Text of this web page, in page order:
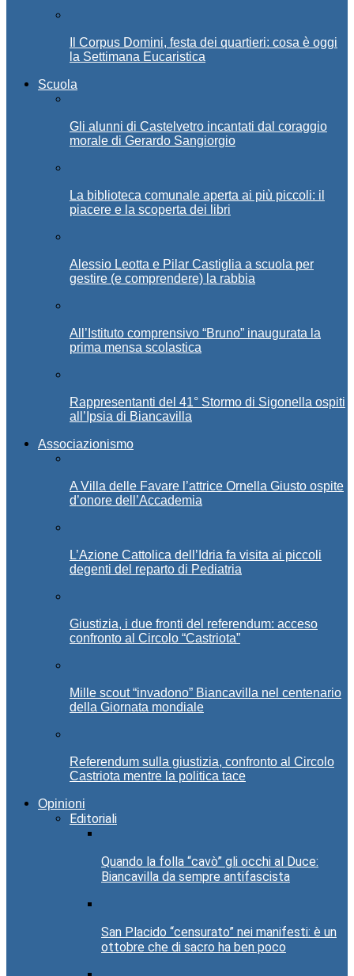
Il Corpus Domini, festa dei quartieri: cosa è oggi
la Settimana Eucaristica
Scuola
Gli alunni di Castelvetro incantati dal coraggio
morale di Gerardo Sangiorgio
La biblioteca comunale aperta ai più piccoli: il
piacere e la scoperta dei libri
Alessio Leotta e Pilar Castiglia a scuola per
gestire (e comprendere) la rabbia
All’Istituto comprensivo “Bruno” inaugurata la
prima mensa scolastica
Rappresentanti del 41° Stormo di Sigonella ospiti
all’Ipsia di Biancavilla
Associazionismo
A Villa delle Favare l’attrice Ornella Giusto ospite
d’onore dell’Accademia
L’Azione Cattolica dell’Idria fa visita ai piccoli
degenti del reparto di Pediatria
Giustizia, i due fronti del referendum: acceso
confronto al Circolo “Castriota”
Mille scout “invadono” Biancavilla nel centenario
della Giornata mondiale
Referendum sulla giustizia, confronto al Circolo
Castriota mentre la politica tace
Opinioni
Editoriali
Quando la folla “cavò” gli occhi al Duce:
Biancavilla da sempre antifascista
San Placido “censurato” nei manifesti: è un
ottobre che di sacro ha ben poco